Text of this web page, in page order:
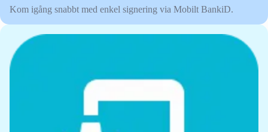
Kom igång snabbt med enkel signering via Mobilt BankiD.